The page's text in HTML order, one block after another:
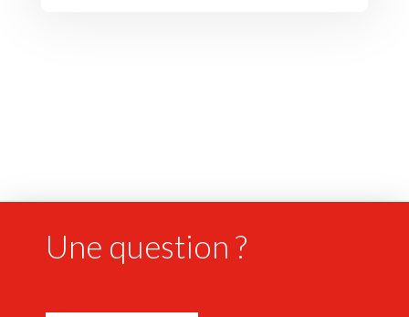
Une question ?